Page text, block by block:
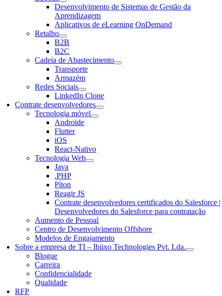
Desenvolvimento de Sistemas de Gestão da
Aprendizagem
Aplicativos de eLearning OnDemand
Retalho
B2B
B2C
Cadeia de Abastecimento
Transporte
Armazém
Redes Sociais
LinkedIn Clone
Contrate desenvolvedores
Tecnologia móvel
Androide
Flutter
iOS
React-Nativo
Tecnologia Web
Java
.PHP
Píton
Reagir JS
Contrate desenvolvedores certificados do Salesforce |
Desenvolvedores do Salesforce para contratação
Aumento de Pessoal
Centro de Desenvolvimento Offshore
Modelos de Engajamento
Sobre a empresa de TI – Ibiixo Technologies Pvt. Lda.
Blogue
Carreira
Confidencialidade
Qualidade
RFP